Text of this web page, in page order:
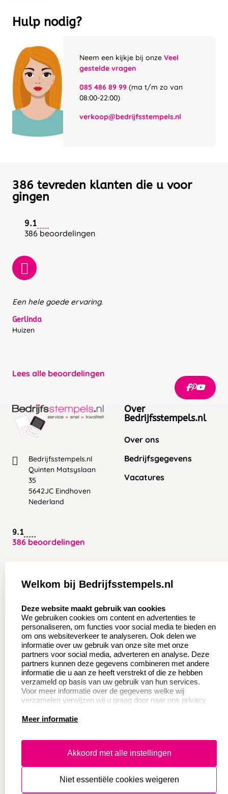
Hulp nodig?
Neem een kijkje bij onze Veel
gestelde vragen
085 486 89 99 (ma t/m zo van
08:00-22:00)
verkoop@bedrijfsstempels.nl
386 tevreden klanten die u voor
gingen
9.1
386 beoordelingen
Een hele goede ervaring.
Gerlinda
Huizen
Lees alle beoordelingen
Bedrijfsstempels.nl
Quinten Matsyslaan
35
5642JC Eindhoven
Nederland
9.1
386 beoordelingen
Over
Bedrijfsstempels.nl
Over ons
Bedrijfsgegevens
Vacatures
Aanvraag op maat
Wederverkoper
worden
Sale
Betaling & Verzending
Contact opnemen
Veel gestelde vragen
Retourneren
Herroepingsrecht
Productinformatie:
Instructie voor
Aanleverspecificaties
Safety Sheets
Welkom bij Bedrijfsstempels.nl
Deze website maakt gebruik van cookies
We gebruiken cookies om content en advertenties te
personaliseren, om functies voor social media te bieden en
om ons websiteverkeer te analyseren. Ook delen we
informatie over uw gebruik van onze site met onze
partners voor social media, adverteren en analyse. Deze
partners kunnen deze gegevens combineren met andere
informatie die u aan ze heeft verstrekt of die ze hebben
verzameld op basis van uw gebruik van hun services.
Voor meer informatie over de gegevens welke wij
verzamelen verwijzen wij u graag door naar ons privacy
Meer informatie
Akkoord met alle instellingen
Niet essentiële cookies weigeren